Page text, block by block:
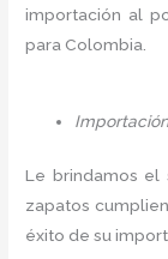
importación al
para Colombia.
Le brindamos el
zapatos
éxito de su